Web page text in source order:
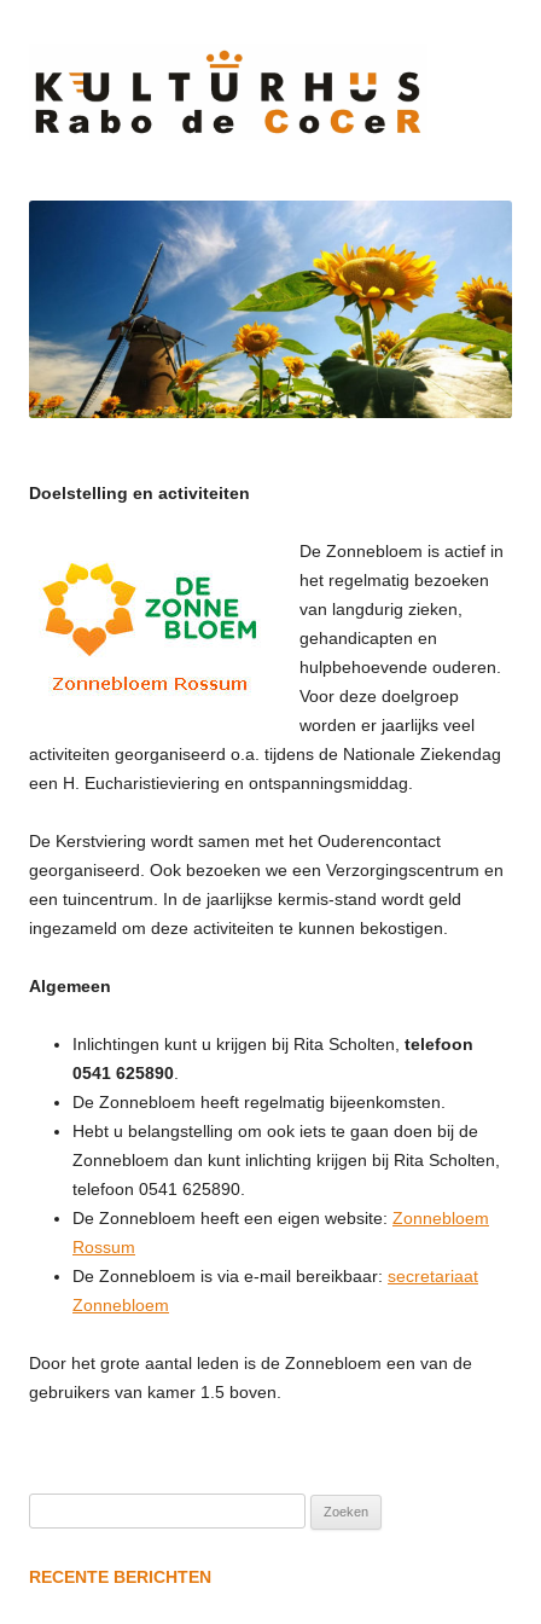
Doelstelling en activiteiten
De Zonnebloem is actief in
het regelmatig bezoeken
van langdurig zieken,
gehandicapten en
hulpbehoevende ouderen.
Voor deze doelgroep
worden er jaarlijks veel
activiteiten georganiseerd o.a. tijdens de Nationale Ziekendag
een H. Eucharistieviering en ontspanningsmiddag.
De Kerstviering wordt samen met het Ouderencontact
georganiseerd. Ook bezoeken we een Verzorgingscentrum en
een tuincentrum. In de jaarlijkse kermis-stand wordt geld
ingezameld om deze activiteiten te kunnen bekostigen.
Algemeen
Inlichtingen kunt u krijgen bij Rita Scholten, telefoon
0541 625890
De Zonnebloem heeft regelmatig bijeenkomsten.
Hebt u belangstelling om ook iets te gaan doen bij de
Zonnebloem dan kunt inlichting krijgen bij Rita Scholten,
telefoon 0541 625890.
De Zonnebloem heeft een eigen website: Zonnebloem
Rossum
De Zonnebloem is via e-mail bereikbaar: secretariaat
Zonnebloem
Door het grote aantal leden is de Zonnebloem een van de
gebruikers van kamer 1.5 boven.
naar:
RECENTE BERICHTEN